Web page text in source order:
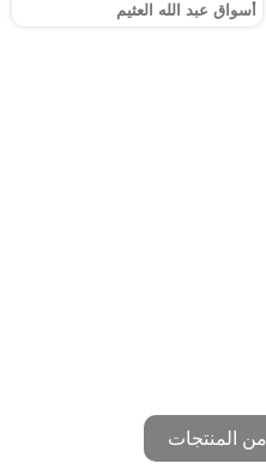
أسواق عبد الله العثيم
المنتجات